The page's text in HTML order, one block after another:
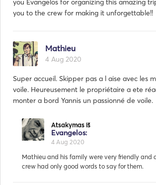
you Evangelos for organizing this amazing
you to the crew for making it unforgettable!!
Mathieu
4 Aug 2020
Super accueil. Skipper pas a l aise avec les
voile. Heureusement le propriétaire a ete
monter a bord Yannis un passionné de voile.